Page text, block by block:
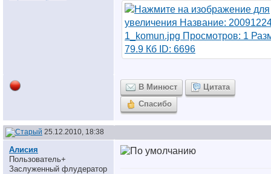
В Минюст
Цитата
Спасибо
25.12.2010, 18:38
Алисия
Пользователь+
Заслуженный флудератор